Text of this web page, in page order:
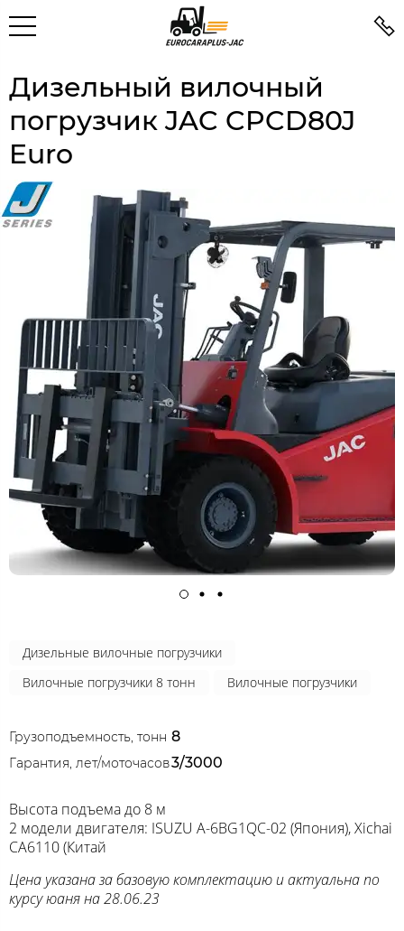
Дизельный вилочный
погрузчик JAC CPCD80J
Euro
Дизельные вилочные погрузчики
Вилочные погрузчики 8 тонн
Вилочные погрузчики
Грузоподъемность, тонн 8
Гарантия, лет/моточасов3/3000
Высота подъема до 8 м
2 модели двигателя: ISUZU A-6BG1QC-02 (Япония), Xichai
CA6110 (Китай
Цена указана за базовую комплектацию и актуальна по
курсу юаня на 28.06.23